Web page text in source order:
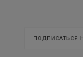
ПОДПИСАТЬСЯ